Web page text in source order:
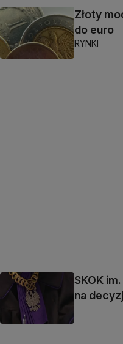
Złoty
do euro
RYNKI
SKOK
na